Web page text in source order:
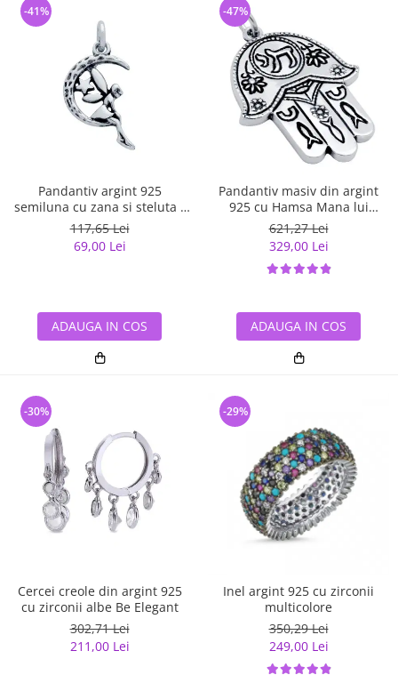
Pandantiv argint 925
semiluna cu zana si steluta -
Be Fantastic PSX0560
117,65 Lei
69,00 Lei
-41%
ADAUGA IN COS
Pandantiv masiv din argint
925 cu Hamsa Mana lui
Fatima
621,27 Lei
329,00 Lei
-47%
ADAUGA IN COS
Cercei creole din argint 925
cu zirconii albe Be Elegant
302,71 Lei
211,00 Lei
-30%
Inel argint 925 cu zirconii
multicolore
350,29 Lei
249,00 Lei
-29%